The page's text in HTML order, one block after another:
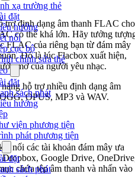
xạ trường thẻ
đặt
hướng
nối
cục bộ
chỉnh sửa thẻ
đặt
sách phát
hướng
viện phương tiện
phát phương tiện
đặt
sách phát
trợ định dạng âm thanh FLAC cho
có thể khá lớn. Hãy tưởng
FLAC của riêng bạn từ đám mây
Đó là lúc Flacbox xuất hiện,
mơ của người yêu nhạc.
hỗ trợ nhiều định dạng âm
OPUS, MP3 và WAV.
nối các tài khoản đám mây ưa
Google Drive,
chứa tệp âm thanh và nhấn vào